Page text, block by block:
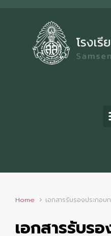
Home เอกสารรับรองประกอบ
เอกสารรับร